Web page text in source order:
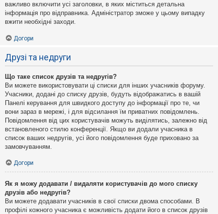
важливо включити усі заголовки, в яких міститься детальна
інформація про відправника. Адміністратор зможе у цьому випадку
вжити необхідні заходи.
Догори
Друзі та недруги
Що таке список друзів та недругів?
Ви можете використовувати ці списки для інших учасників форуму.
Учасники, додані до списку друзів, будуть відображатись в вашій
Панелі керування для швидкого доступу до інформації про те, чи
вони зараз в мережі, і для відсилання їм приватних повідомлень.
Повідомлення від цих користувачів можуть виділятись, залежно від
встановленого стилю конференції. Якщо ви додали учасника в
список ваших недругів, усі його повідомлення буде приховано за
замовчуванням.
Догори
Як я можу додавати / видаляти користувачів до мого списку
друзів або недругів?
Ви можете додавати учасників в свої списки двома способами. В
профілі кожного учасника є можливість додати його в список друзів